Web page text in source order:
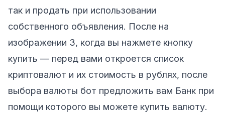
так и продать при использовании
собственного объявления. После на
изображении 3, когда вы нажмете кнопку
купить — перед вами откроется список
криптовалют и их стоимость в рублях, после
выбора валюты бот предложить вам Банк при
помощи которого вы можете купить валюту.